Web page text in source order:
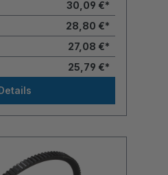
30,09 €*
28,80 €*
27,08 €*
25,79 €*